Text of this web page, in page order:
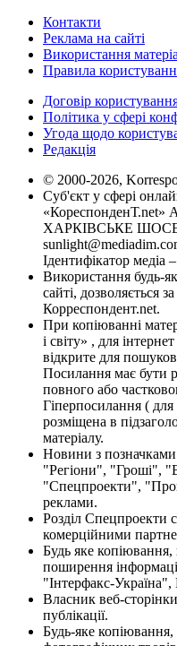
Контакти
Реклама на сайті
Використання
Правила
Договір
Політика у сфері
Угода щодо
Редакція
© 2000-2026,
Суб'єкт у сфері
«КореспонденТ.net»
ХАРКІВСЬКЕ ШОСЕ,
Ідентифікатор медіа
Використання будь-
сайті, дозволяється
Корреспондент.net.
При копіюванні
і світу» , для
відкрите для
Посилання має бути
повного або
Гіперпосилання (
розміщена в
матеріалу.
Новини з
"Регіони", "Гроші",
"Спецпроекти",
реклами.
Розділ Спецпроекти
комерційними
Будь яке копіювання,
поширення
"Інтерфакс-Україна",
Власник веб-
публікації.
Будь-яке копіювання,